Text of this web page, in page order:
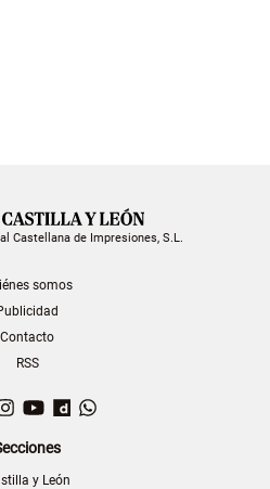
Castellana de Impresiones, S.L.
somos
Contacto
RSS
Instagram
YouTubeDailymotion
y León